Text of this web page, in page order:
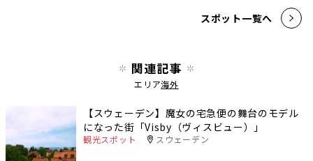
スポット一覧へ
関連記事
エリア海外
【スウェーデン】魔女の宅急便の舞台のモデル
になった街「Visby（ヴィスビュー）」
観光スポット スウェーデン